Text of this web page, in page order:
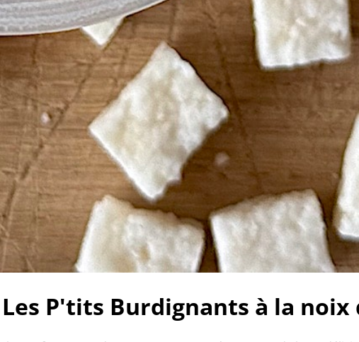
P'tits Burdignants à la noix